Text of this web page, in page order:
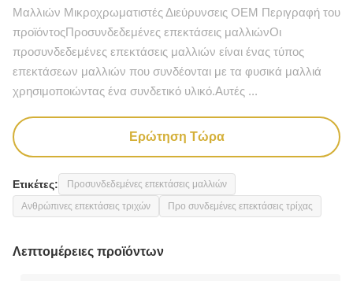
Μαλλιών Μικροχρωματιστές Διεύρυνσεις OEM Περιγραφή του
προϊόντοςΠροσυνδεδεμένες επεκτάσεις μαλλιώνΟι
προσυνδεδεμένες επεκτάσεις μαλλιών είναι ένας τύπος
επεκτάσεων μαλλιών που συνδέονται με τα φυσικά μαλλιά
χρησιμοποιώντας ένα συνδετικό υλικό.Αυτές ...
Ερώτηση Τώρα
Ετικέτες:
Προσυνδεδεμένες επεκτάσεις μαλλιών
Ανθρώπινες επεκτάσεις τριχών
Προ συνδεμένες επεκτάσεις τρίχας
Λεπτομέρειες προϊόντων